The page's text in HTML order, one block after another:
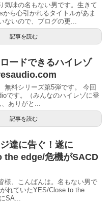
気味の名もない男です。生きて
から心引かれるタイトルがあま
ないので、ブログの更...
記事を読む
ードできるハイレゾ
無料シリーズ第5弾です。 今回
です。（みんなのハイレゾに登
ありがと...
記事を読む
達に告ぐ！遂に
the edge/危機がSACD
様、こんばんは。名もない男で
れていたYES/Close to the
SA...